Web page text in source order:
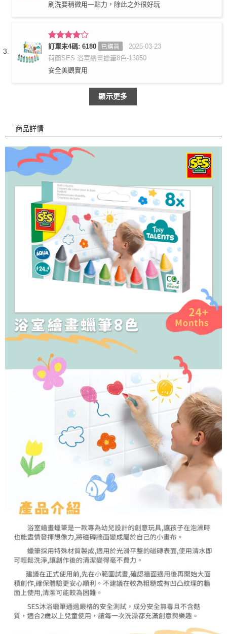
刷洗要稍微用一點力，除此之外很好玩
評分4
滿分 5
訂單末4碼: 6180 已購買
2025-03-23
荷蘭SES 浴室繪畫蠟筆8色-13050
安全美觀實用
顯示更多
商品詳情